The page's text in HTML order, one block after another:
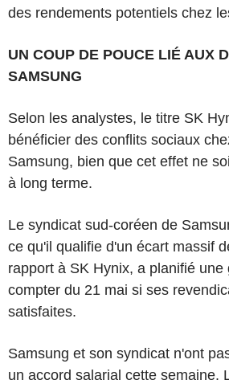
des rendements potentiels chez
UN COUP DE POUCE LIÉ AUX
SAMSUNG
Selon les analystes, le titre SK
bénéficier des conflits sociaux
Samsung, bien que cet effet ne
à long terme.
Le syndicat sud-coréen de
ce qu'il qualifie d'un écart massif
rapport à SK Hynix, a planifié une
compter du 21 mai si ses
satisfaites.
Samsung et son syndicat n'ont
un accord salarial cette semaine.